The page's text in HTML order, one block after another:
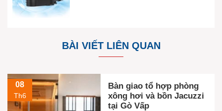
BÀI VIẾT LIÊN QUAN
08
Th6
Bàn giao tổ hợp phòng
xông hơi và bồn Jacuzzi
tại Gò Vấp